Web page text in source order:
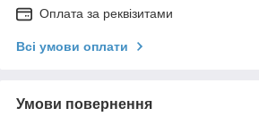
Оплата за реквізитами
Всі умови оплати
Умови повернення